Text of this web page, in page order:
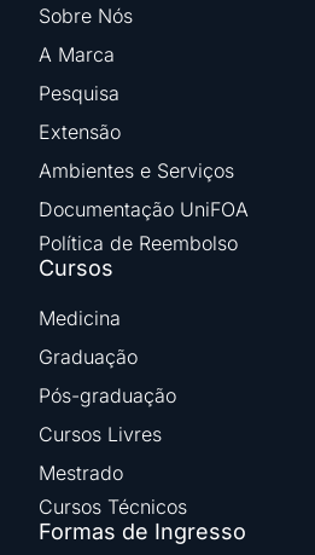
Sobre Nós
A Marca
Pesquisa
Extensão
Ambientes e Serviços
Documentação UniFOA
Política de Reembolso
Cursos
Medicina
Graduação
Pós-graduação
Cursos Livres
Mestrado
Cursos Técnicos
Formas de Ingresso